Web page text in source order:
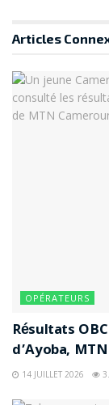
Articles
OPÉRATEURS
Résultats
d’Ayoba,
14 JUILLET 2026